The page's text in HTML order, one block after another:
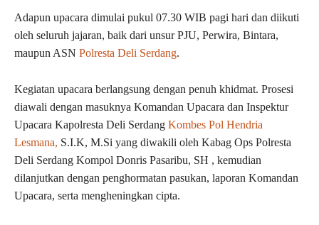
Adapun upacara dimulai pukul 07.30 WIB pagi hari dan diikuti
oleh seluruh jajaran, baik dari unsur PJU, Perwira, Bintara,
maupun ASN Polresta Deli Serdang.
Kegiatan upacara berlangsung dengan penuh khidmat. Prosesi
diawali dengan masuknya Komandan Upacara dan Inspektur
Upacara Kapolresta Deli Serdang Kombes Pol Hendria
Lesmana, S.I.K, M.Si yang diwakili oleh Kabag Ops Polresta
Deli Serdang Kompol Donris Pasaribu, SH , kemudian
dilanjutkan dengan penghormatan pasukan, laporan Komandan
Upacara, serta mengheningkan cipta.